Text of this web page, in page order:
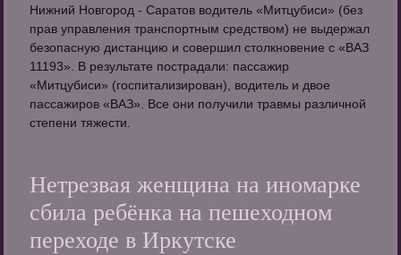
Нижний Новгород - Саратов водитель «Митцубиси» (без
прав управления транспортным средством) не выдержал
безопасную дистанцию и совершил столкновение с «ВАЗ
11193». В результате пострадали: пассажир
«Митцубиси» (госпитализирован), водитель и двое
пассажиров «ВАЗ». Все они получили травмы различной
степени тяжести.
Нетрезвая женщина на иномарке
сбила ребёнка на пешеходном
переходе в Иркутске